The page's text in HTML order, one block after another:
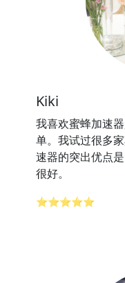
Kiki
我喜欢蜜蜂加速
单。我试过很多
速器的突出优点
很好。
⭐⭐⭐⭐⭐